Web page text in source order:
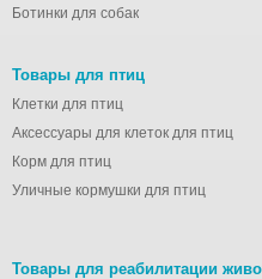
Ботинки для собак
Товары для птиц
Клетки для птиц
Аксессуары для клеток для птиц
Корм для птиц
Уличные кормушки для птиц
Товары для реабилитации